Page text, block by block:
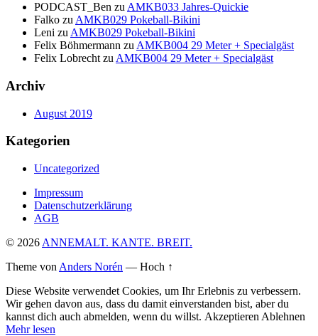
PODCAST_Ben zu AMKB033 Jahres-Quickie
Falko zu AMKB029 Pokeball-Bikini
Leni zu AMKB029 Pokeball-Bikini
Felix Böhmermann zu AMKB004 29 Meter + Specialgäst
Felix Lobrecht zu AMKB004 29 Meter + Specialgäst
Archiv
August 2019
Kategorien
Uncategorized
Impressum
Datenschutzerklärung
AGB
© 2026 ANNEMALT. KANTE. BREIT.
Theme von Anders Norén — Hoch ↑
Diese Website verwendet Cookies, um Ihr Erlebnis zu verbessern.
Wir gehen davon aus, dass du damit einverstanden bist, aber du
kannst dich auch abmelden, wenn du willst. Akzeptieren Ablehnen
Mehr lesen